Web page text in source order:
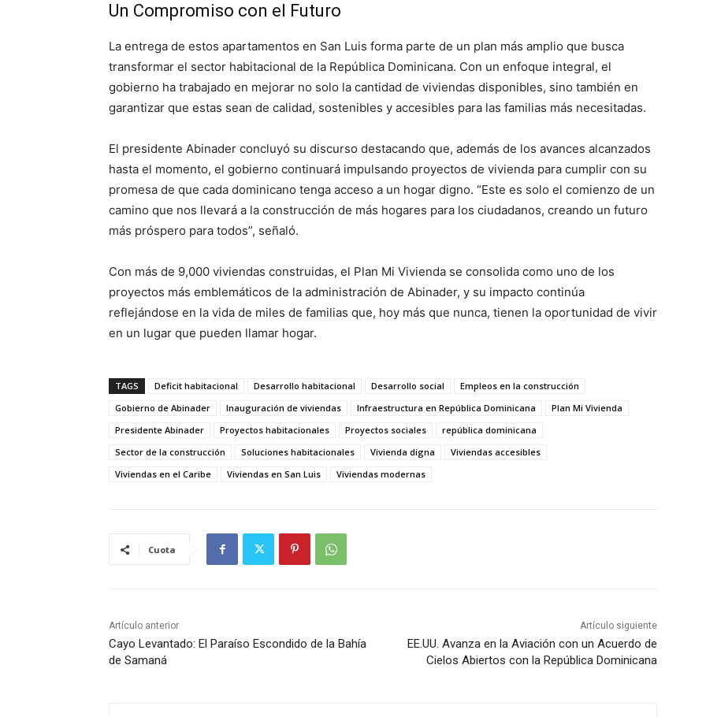
Un Compromiso con el Futuro
La entrega de estos apartamentos en San Luis forma parte de un plan más amplio que busca
transformar el sector habitacional de la República Dominicana. Con un enfoque integral, el
gobierno ha trabajado en mejorar no solo la cantidad de viviendas disponibles, sino también en
garantizar que estas sean de calidad, sostenibles y accesibles para las familias más necesitadas.
El presidente Abinader concluyó su discurso destacando que, además de los avances alcanzados
hasta el momento, el gobierno continuará impulsando proyectos de vivienda para cumplir con su
promesa de que cada dominicano tenga acceso a un hogar digno. “Este es solo el comienzo de un
camino que nos llevará a la construcción de más hogares para los ciudadanos, creando un futuro
más próspero para todos”, señaló.
Con más de 9,000 viviendas construidas, el Plan Mi Vivienda se consolida como uno de los
proyectos más emblemáticos de la administración de Abinader, y su impacto continúa
reflejándose en la vida de miles de familias que, hoy más que nunca, tienen la oportunidad de vivir
en un lugar que pueden llamar hogar.
TAGS Deficit habitacional Desarrollo habitacional Desarrollo social
Empleos en la construcción
Gobierno de Abinader
Inauguración de viviendas Infraestructura en República Dominicana
Plan Mi Vivienda
Presidente Abinader
Proyectos habitacionales Proyectos sociales
república dominicana
Sector de la construcción
Soluciones habitacionales Vivienda digna
Viviendas accesibles
Viviendas en el Caribe
Viviendas en San Luis Viviendas modernas
Cuota
Artículo anterior
Cayo Levantado: El Paraíso Escondido de la Bahía
de Samaná
Artículo siguiente
EE.UU. Avanza en la Aviación con un Acuerdo de
Cielos Abiertos con la República Dominicana